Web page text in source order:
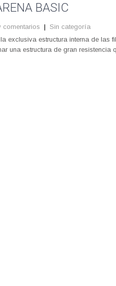
BASIC
comentarios | Sin categoría
exclusiva estructura interna de
una estructura de gran resistencia